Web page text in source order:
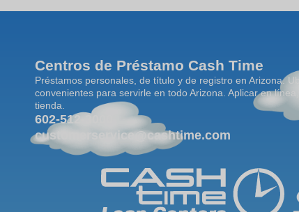
Centros de Préstamo Cash Time
Préstamos personales, de título y de registro en Arizona.
convenientes para servirle en todo Arizona. Aplicar en
tienda.
602-512-3000
customerservice@cashtime.com